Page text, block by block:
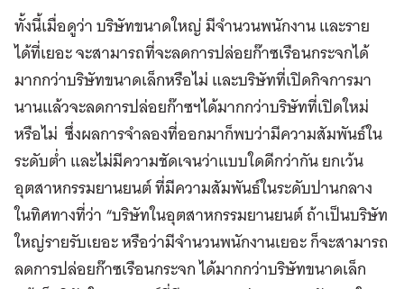
ทั้งนี้เมื่อดูว่า บริษัทขนาดใหญ่ มีจำนวนพนักงาน และราย
ได้ที่เยอะ จะสามารถที่จะลดการปล่อยก๊าซเรือนกระจกได้
มากกว่าบริษัทขนาดเล็กหรือไม่ และบริษัทที่เปิดกิจการมา
นานแล้วจะลดการปล่อยก๊าซฯได้มากกว่าบริษัทที่เปิดใหม่
หรือไม่ ซึ่งผลการจำลองที่ออกมาก็พบว่ามีความสัมพันธ์ใน
ระดับต่ำ และไม่มีความชัดเจนว่าแบบใดดีกว่ากัน ยกเว้น
อุตสาหกรรมยานยนต์ ที่มีความสัมพันธ์ในระดับปานกลาง
ในทิศทางที่ว่า “บริษัทในอุตสาหกรรมยานยนต์ ถ้าเป็นบริษัท
ใหญ่รายรับเยอะ หรือว่ามีจำนวนพนักงานเยอะ ก็จะสามารถ
ลดการปล่อยก๊าซเรือนกระจก ได้มากกว่าบริษัทขนาดเล็ก